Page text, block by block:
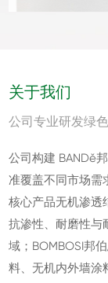
关于我们
公司专业研发绿
公司构建 BANDě
准覆盖不同市场需
核心产品无机渗透
抗渗性、耐磨性与
域；BOMBOSI邦
料、无机内外墙涂